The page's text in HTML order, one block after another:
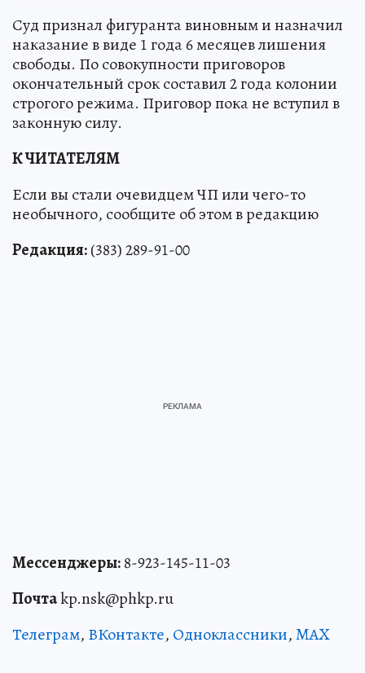
Суд признал фигуранта виновным и назначил
наказание в виде 1 года 6 месяцев лишения
свободы. По совокупности приговоров
окончательный срок составил 2 года колонии
строгого режима. Приговор пока не вступил в
законную силу.
К ЧИТАТЕЛЯМ
Если вы стали очевидцем ЧП или чего-то
необычного, сообщите об этом в редакцию
Редакция:(383) 289-91-00
Мессенджеры:8-923-145-11-03
Почтаkp.nsk@phkp.ru
Телеграм, ВКонтакте, Одноклассники,MAX